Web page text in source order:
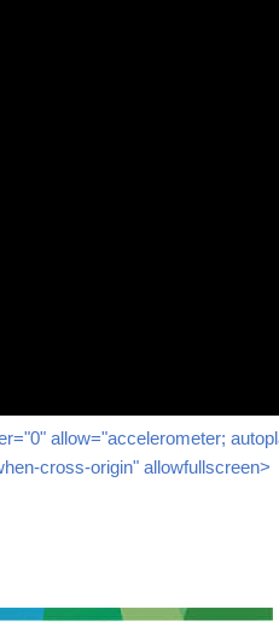
allow="accelerometer;
cross-origin" allowfullscreen>